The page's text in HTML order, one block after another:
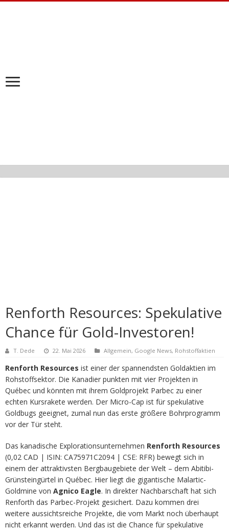
Renforth Resources: Spekulative
Chance für Gold-Investoren!
T. Dede 22. Mai 2026 Allgemein, Google News, Rohstoffaktien
Renforth Resources ist einer der spannendsten Goldaktien im
Rohstoffsektor. Die Kanadier punkten mit vier Projekten in
Québec und könnten mit ihrem Goldprojekt Parbec zu einer
echten Kursrakete werden. Der Micro-Cap ist für spekulative
Goldbugs geeignet, zumal nun das erste größere Bohrprogramm
vor der Tür steht.
Das kanadische Explorationsunternehmen Renforth Resources
(0,02 CAD | ISIN: CA75971C2094 | CSE: RFR) bewegt sich in
einem der attraktivsten Bergbaugebiete der Welt – dem Abitibi-
Grünsteingürtel in Québec. Hier liegt die gigantische Malartic-
Goldmine von Agnico Eagle. In direkter Nachbarschaft hat sich
Renforth das Parbec-Projekt gesichert. Dazu kommen drei
weitere aussichtsreiche Projekte, die vom Markt noch überhaupt
nicht erkannt werden. Und das ist die Chance für spekulative